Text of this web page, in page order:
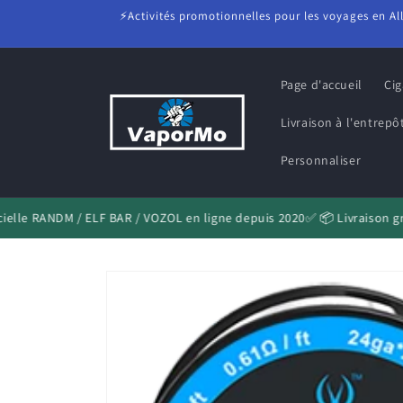
contenu
⚡Activités promotionnelles pour les voyages en
Page d'accueil
Livraison à
Personnaliser
RANDM / ELF BAR / VOZOL en ligne depuis 2020✅ 📦 Livraison